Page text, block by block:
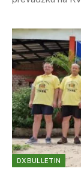
DXBULLETIN